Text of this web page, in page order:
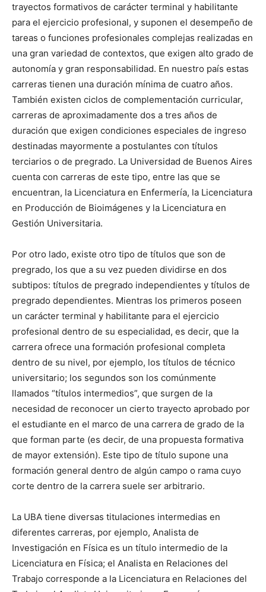
trayectos formativos de carácter terminal y habilitante
para el ejercicio profesional, y suponen el desempeño de
tareas o funciones profesionales complejas realizadas en
una gran variedad de contextos, que exigen alto grado de
autonomía y gran responsabilidad. En nuestro país estas
carreras tienen una duración mínima de cuatro años.
También existen ciclos de complementación curricular,
carreras de aproximadamente dos a tres años de
duración que exigen condiciones especiales de ingreso
destinadas mayormente a postulantes con títulos
terciarios o de pregrado. La Universidad de Buenos Aires
cuenta con carreras de este tipo, entre las que se
encuentran, la Licenciatura en Enfermería, la Licenciatura
en Producción de Bioimágenes y la Licenciatura en
Gestión Universitaria.
Por otro lado, existe otro tipo de títulos que son de
pregrado, los que a su vez pueden dividirse en dos
subtipos: títulos de pregrado independientes y títulos de
pregrado dependientes. Mientras los primeros poseen
un carácter terminal y habilitante para el ejercicio
profesional dentro de su especialidad, es decir, que la
carrera ofrece una formación profesional completa
dentro de su nivel, por ejemplo, los títulos de técnico
universitario; los segundos son los comúnmente
llamados “títulos intermedios”, que surgen de la
necesidad de reconocer un cierto trayecto aprobado por
el estudiante en el marco de una carrera de grado de la
que forman parte (es decir, de una propuesta formativa
de mayor extensión). Este tipo de título supone una
formación general dentro de algún campo o rama cuyo
corte dentro de la carrera suele ser arbitrario.
La UBA tiene diversas titulaciones intermedias en
diferentes carreras, por ejemplo, Analista de
Investigación en Física es un título intermedio de la
Licenciatura en Física; el Analista en Relaciones del
Trabajo corresponde a la Licenciatura en Relaciones del